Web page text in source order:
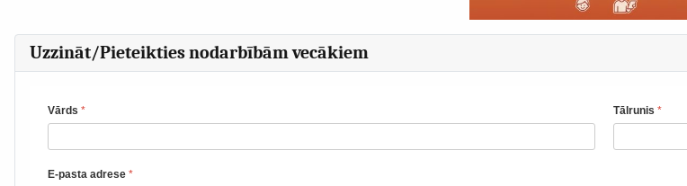
Uzzināt/Pieteikties nodarbībām vecākiem
Vārds * Tālrunis *
E-pasta adrese *